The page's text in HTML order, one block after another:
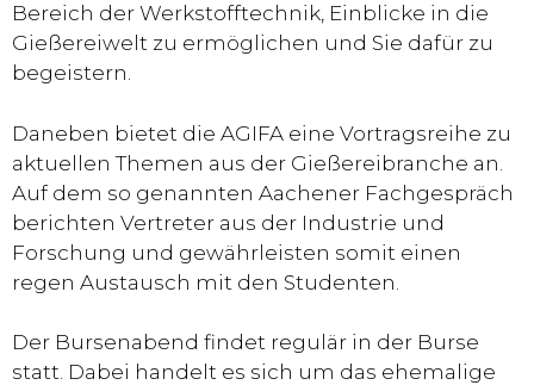
Bereich der Werkstofftechnik, Einblicke in die
Gießereiwelt zu ermöglichen und Sie dafür zu
begeistern.
Daneben bietet die AGIFA eine Vortragsreihe zu
aktuellen Themen aus der Gießereibranche an.
Auf dem so genannten Aachener Fachgespräch
berichten Vertreter aus der Industrie und
Forschung und gewährleisten somit einen
regen Austausch mit den Studenten.
Der Bursenabend findet regulär in der Burse
statt. Dabei handelt es sich um das ehemalige